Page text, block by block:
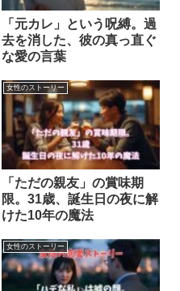
「元カレ」という呪縛。過
去を消した、彼の真っ直ぐ
な愛の言葉
女性のストーリー
「ただの親友」の賞味期
限。31歳、誕生日の夜に解
けた10年の魔法
女性のストーリー